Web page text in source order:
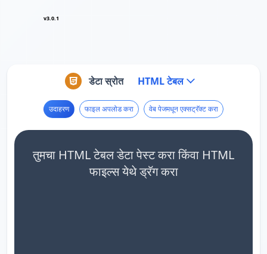
v3.0.1
डेटा स्रोत HTML टेबल
उदाहरण फाइल अपलोड करा वेब पेजमधून एक्सट्रॅक्ट करा
तुमचा HTML टेबल डेटा पेस्ट करा किंवा HTML
फाइल्स येथे ड्रॅग करा